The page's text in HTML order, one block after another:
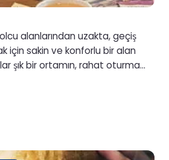
alanlarından uzakta, geçiş
için sakin ve konforlu bir alan
şık bir ortamın, rahat oturma
çıkarabilirler. Erişim,
ve taze hazırlanmış
Ücretsiz Wi-Fi de
sessiz ve rafine bir seyahat